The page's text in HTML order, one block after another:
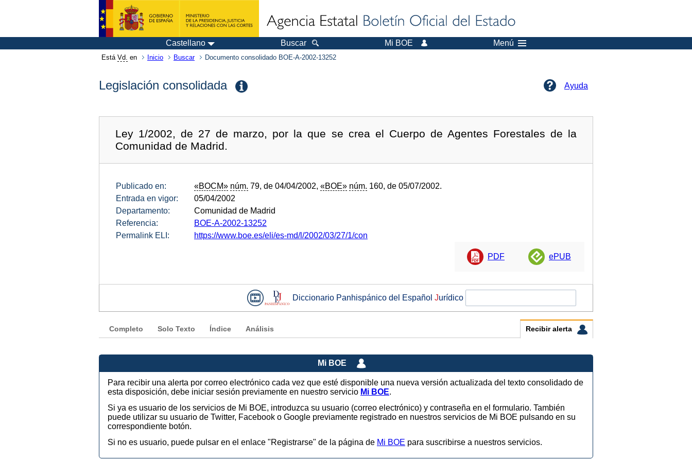
Castellano Buscar Mi BOE Menú
Está Vd. en Inicio Buscar Documento consolidado BOE-A-2002-13252
Legislación consolidada Ayuda
Ley 1/2002, de 27 de marzo, por la que se crea el Cuerpo de Agentes Forestales de la
Comunidad de Madrid.
Publicado en: «BOCM» núm. 79, de 04/04/2002, «BOE» núm. 160, de 05/07/2002.
Entrada en vigor:
05/04/2002
Departamento:
Comunidad de Madrid
Referencia:
BOE-A-2002-13252
Permalink ELI:
https://www.boe.es/eli/es-md/l/2002/03/27/1/con
PDF ePUB
Diccionario Panhispánico del Español Jurídico
Completo Solo Texto Índice Análisis Recibir alerta
Mi BOE
Para recibir una alerta por correo electrónico cada vez que esté disponible una nueva versión actualizada del texto consolidado de
esta disposición, debe iniciar sesión previamente en nuestro servicio Mi BOE.
Si ya es usuario de los servicios de Mi BOE, introduzca su usuario (correo electrónico) y contraseña en el formulario. También
puede utilizar su usuario de Twitter, Facebook o Google previamente registrado en nuestros servicios de Mi BOE pulsando en su
correspondiente botón.
Si no es usuario, puede pulsar en el enlace "Registrarse" de la página de Mi BOE para suscribirse a nuestros servicios.